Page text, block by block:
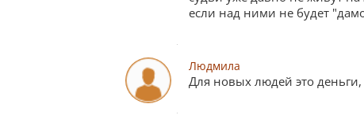
если над ними не будет
Людмила
Для новых людей это